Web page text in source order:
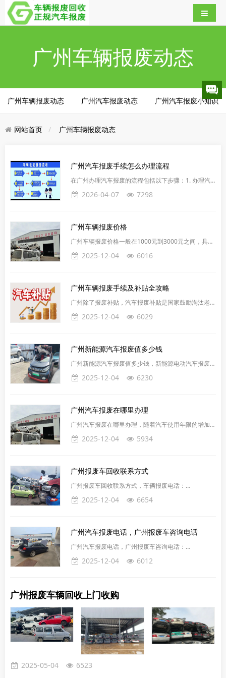
广州车辆报废动态
广州车辆报废动态 广州汽车报废动态 广州汽车报废小知识
网站首页 广州车辆报废动态
广州汽车报废手续怎么办理流程
在广州办理汽车报废的流程包括以下步骤：1. 办理汽
车报废的时间一般需要10-15个工作日左右。在办理过
程中，车主可以申请保留车牌。需要注意的是，汽车必
汽车车主需要领取一份《机动车变更、过户、改装、停
驶、报废审批申请表》，并加盖车主印章。3. 在提交
申请后，相关部门会对车辆进行查验认定。如果车辆符
合报
2026-04-07 7298
​广州车辆报废价格
广州车辆报废价格一般在1000元到3000元之间，具体
价格会根据车型和重量有所不同。报废车的残值主要受
金属含量和废金属市场价格影响。一辆普通轿车，整备
并非一成不变，而是受多种因素影响，包括车辆重量、
品牌、型号、可回收材料多少、车辆年份、行驶里程以
及市场需求和政策等。以下是对汽车报废价格的详细解
2025-12-04 6016
广州车辆报废手续及补贴全攻略
广州除了报废补贴，汽车报废补贴是国家鼓励淘汰老旧
汽车的政策，不同车型补贴金额不同。办理需准备车主
身份证、行驶证等，选正规报废企业，交车、拆解、注
辆交售完成，就进入拆解环节了。报废企业会按照相关
规定和标准，对车辆进行安全拆解。他们会把车辆的五
大总成（车身 / 车架、发动机、方向机、变速器、后
桥）拆解下来，
2025-12-04 6029
广州新能源汽车报废值多少钱
广州新能源汽车报废值多少钱，新能源电动汽车报废值
多少钱？广州正规企业回收报废新能源车的价格通常按
重量计算，一辆车的收购价大概在1800-2600元一吨。
车动力电池的寿命和续航能力也是关键因素。使用年限
一般为5至8年，超过这个时间，续航能力会下降，需
要更换新电池，维修价格高。至于新能源汽车的报废年
限，我国
2025-12-04 6230
广州汽车报废在哪里办理
广州汽车报废在哪里办理，随着汽车使用年限的增加，
报废车辆成为许多车主不得不面对的问题。在广州这座
繁华的城市中，了解车辆报废的相关流程和注意事项，
废车辆。广州汽车报废平台电话：15627770018广州
汽车报废回收平台代办车辆报废服务是近年来逐渐兴起
的一项帮助车主解决报废车处理难题的服务，通过此项
服务，
2025-12-04 5934
广州报废车回收联系方式
广州报废车回收联系方式，车辆报废电话：
15627770018广州报废车回收平台是一个专门处理废
旧车辆的企业，主要收购和回收废旧车辆，进行拆解、
事广州报废车回收、下线车报废、货车报废、黄标车报
废、事故车报废、吊车报废、大客车报废等相关服务，
收购各种合法报废车辆。免费上门拖车。车辆报废是指
达到国家标准或发
2025-12-04 6654
广州汽车报废电话，广州报废车咨询电话
广州汽车报废电话，广州报废车咨询电话：
15627770018，机动车达到一定使用年限或不符合安
全技术国家标准等情况时，应当强制报废并进行登记、
汽车废旧手续，收各种老旧废旧汽车，汽车报废回收破
油车、货车、中巴车、公交车、出租车、教练车、二手
车、闲置车、二手
2025-12-04 6012
广州报废车辆回收上门收购
2025-05-04 6523